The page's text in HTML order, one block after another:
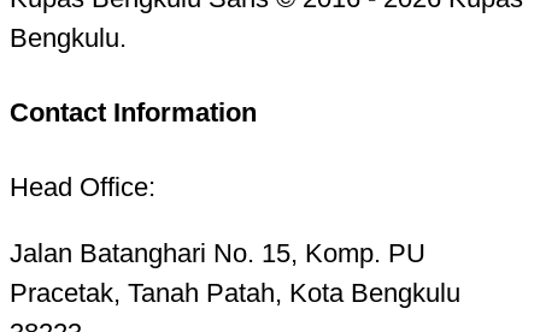
Bengkulu.
Contact Information
Head Office:
Jalan Batanghari No. 15, Komp. PU
Pracetak, Tanah Patah, Kota Bengkulu